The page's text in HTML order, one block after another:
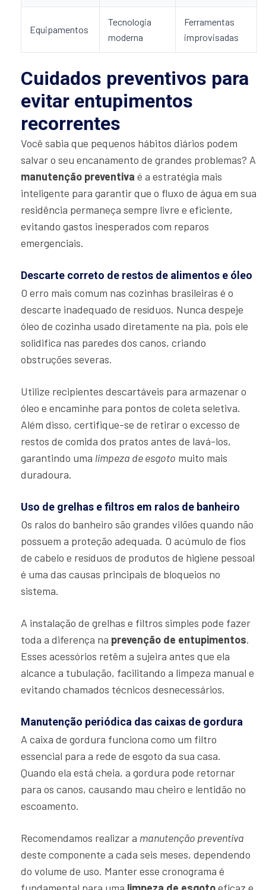
Equipamentos
Tecnologia
moderna
Ferramentas
improvisadas
Cuidados preventivos para
evitar entupimentos
recorrentes
Você sabia que pequenos hábitos diários podem
salvar o seu encanamento de grandes problemas? A
manutenção preventiva é a estratégia mais
inteligente para garantir que o fluxo de água em sua
residência permaneça sempre livre e eficiente,
evitando gastos inesperados com reparos
emergenciais.
Descarte correto de restos de alimentos e óleo
O erro mais comum nas cozinhas brasileiras é o
descarte inadequado de resíduos. Nunca despeje
óleo de cozinha usado diretamente na pia, pois ele
solidifica nas paredes dos canos, criando
obstruções severas.
Utilize recipientes descartáveis para armazenar o
óleo e encaminhe para pontos de coleta seletiva.
Além disso, certifique-se de retirar o excesso de
restos de comida dos pratos antes de lavá-los,
garantindo uma limpeza de esgoto muito mais
duradoura.
Uso de grelhas e filtros em ralos de banheiro
Os ralos do banheiro são grandes vilões quando não
possuem a proteção adequada. O acúmulo de fios
de cabelo e resíduos de produtos de higiene pessoal
é uma das causas principais de bloqueios no
sistema.
A instalação de grelhas e filtros simples pode fazer
toda a diferença na prevenção de entupimentos.
Esses acessórios retêm a sujeira antes que ela
alcance a tubulação, facilitando a limpeza manual e
evitando chamados técnicos desnecessários.
Manutenção periódica das caixas de gordura
A caixa de gordura funciona como um filtro
essencial para a rede de esgoto da sua casa.
Quando ela está cheia, a gordura pode retornar
para os canos, causando mau cheiro e lentidão no
escoamento.
Recomendamos realizar a manutenção preventiva
deste componente a cada seis meses, dependendo
do volume de uso. Manter esse cronograma é